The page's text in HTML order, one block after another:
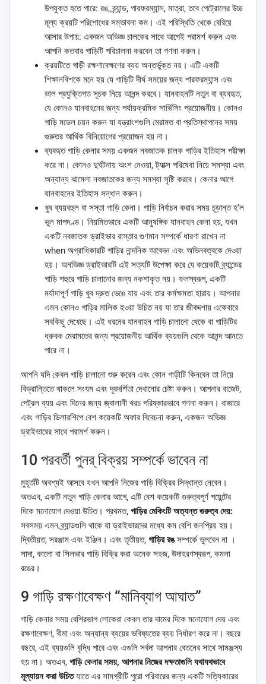
উপযুক্ত হতে পারে: রঙ, ব্র্যান্ড, পারফরম্যান্স, মাত্রা, তবে পেট্রোলের উচ্চ
মূল্য ক্রয়টি পরিশোধের সম্ভাবনা কম। এই পরিস্থিতি থেকে বেরিয়ে
আসার উপায়: একজন অভিজ্ঞ চালকের সাথে আগেই পরামর্শ করুন এবং
আপনি কতবার গাড়িটি পরিচালনা করবেন তা গণনা করুন।
ক্রয়টিতে গাড়ী রক্ষণাবেক্ষণের ব্যয় অন্তর্ভুক্ত নয়। এটি একটি
শিক্ষানবিশকে মনে হয় যে গাড়িটি দীর্ঘ সময়ের জন্য পারফরম্যান্স এবং
ভাল প্রযুক্তিগত সূচক নিয়ে আনন্দ করবে। যানবাহনটি নতুন বা ব্যবহৃত,
যে কোনও যানবাহনের জন্য পর্যায়ক্রমিক সার্ভিসিং প্রয়োজনীয়। কোনও
গাড়ি মডেল চয়ন করুন যা যন্ত্রাংশগুলি মেরামত বা প্রতিস্থাপনের সময়
গুরুতর আর্থিক বিনিয়োগের প্রয়োজন হয় না।
ব্যবহৃত গাড়ি কেনার সময় একজন নবজাতক চালক গাড়ির ইতিহাস পরীক্ষা
করে না। কোনও দুর্ঘটনায় অংশ নেওয়া, ট্যাক্স পরিষেবা নিয়ে সমস্যা এবং
অন্যান্য ঝামেলা নবজাতকের জন্য সমস্যা সৃষ্টি করবে। কেনার আগে
যানবাহনের ইতিহাস সন্ধান করুন।
খুব ব্যয়বহুল বা সস্তা গাড়ি কেনা। গাড়ি নির্বাচন করার সময় চূড়ান্ত হ'ল
ভুল মাপদণ্ড। নিয়মিতভাবে একটি আনুষঙ্গিক যানবাহন কেনা হয়, যখন
একটি নবজাতক ড্রাইভার রাস্তার গুণমান সম্পর্কে ধারণা রাখেন না
when অগ্রাধিকারটি গাড়ির নান্দনিক আবেদন এবং অভিনবত্বকে দেওয়া
হয়। অনভিজ্ঞ ড্রাইভারটি এই সত্যটি উপেক্ষা করে যে কয়েকটি ব্র্যান্ডের
গাড়ি শহুরে গাড়ি চালানোর জন্য নকশাকৃত নয়। ফলস্বরূপ, একটি
মর্যাদাপূর্ণ গাড়ি খুব দ্রুত ভেঙে যায় এবং তার কর্মক্ষমতা হারায়। আপনার
এমন কোনও গাড়ির মালিক হওয়া উচিত নয় যা তার জীবদ্দশায় একেবারে
সবকিছু দেখেছে। এই ধরনের যানবাহন গাড়ি চালানো থেকে বা গাড়িটির
ধ্রুবক মেরামতের জন্য প্রয়োজনীয় আর্থিক ব্যয়গুলি থেকে আনন্দ আনতে
পারে না।
আপনি যদি কেবল গাড়ি চালানো শুরু করেন এবং কোন গাড়ীটি কিনবেন তা নিয়ে
বিভ্রান্তিতে থাকলে সংযম এবং দূরদর্শিতা দেখানোর চেষ্টা করুন। আপনার বাজেট,
পেট্রল ব্যয় এবং দিনের জন্য জ্বালানী খরচ পরিষ্কারভাবে গণনা করুন। বাজারে
এবং গাড়ির ডিলারশিপে বেশ কয়েকটি অফার বিবেচনা করুন, একজন অভিজ্ঞ
ড্রাইভারের সাথে পরামর্শ করুন।
10 পরবর্তী পুনর্ বিক্রয় সম্পর্কে ভাবেন না
মুহূর্তটি অবশ্যই আসবে যখন আপনি নিজের গাড়ি বিক্রির সিদ্ধান্ত নেবেন।
অতএব, একটি নতুন গাড়ি কেনার আগে, এটি বেশ কয়েকটি গুরুত্বপূর্ণ পয়েন্টের
দিকে মনোযোগ দেওয়া উচিত। প্রথমত, গাড়ির মেকিংটি অত্যন্ত গুরুত্ব দেয়:
সবসময় এমন ব্র্যান্ডগুলি থাকে যা ড্রাইভারদের মধ্যে কম বেশি জনপ্রিয় হয়।
দ্বিতীয়ত, সরঞ্জাম এবং ইঞ্জিন। এবং তৃতীয়ত, গাড়ির রঙসম্পর্কে ভুলবেন না ।
সাদা, কালো বা সিলভার গাড়ি বিক্রি করা অনেক সহজ, উদাহরণস্বরূপ, কমলা
রঙের।
9 গাড়ি রক্ষণাবেক্ষণ “মানিব্যাগ আঘাত”
গাড়ি কেনার সময় বেশিরভাগ লোকেরা কেবল তার দামের দিকে মনোযোগ দেয় এবং
রক্ষণাবেক্ষণ, বীমা এবং অন্যান্য ব্যয়ের ভবিষ্যতের ব্যয় নির্ধারণ করে না। বছরে
বছরে, এই ব্যয়গুলি বৃদ্ধি পাবে এবং এগুলি সর্বদা আপনার বেতনের সাথে সামঞ্জস্য
হয় না। অতএব, গাড়ি কেনার সময়, আপনার নিজের দক্ষতাগুলি যথাযথভাবে
মূল্যায়ন করা উচিতযাতে এর সামগ্রীটি পুরো পরিবারের জন্য একটি সত্যিকারের